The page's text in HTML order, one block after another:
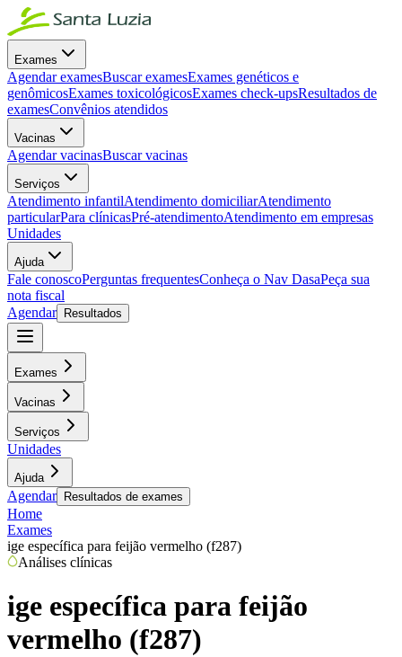
Exames
Agendar examesBuscar examesExames genéticos e
genômicosExames toxicológicosExames check-upsResultados de
examesConvênios atendidos
Vacinas
Agendar vacinasBuscar vacinas
Serviços
Atendimento infantilAtendimento domiciliarAtendimento
particularPara clínicasPré-atendimentoAtendimento em empresas
Unidades
Ajuda
Fale conoscoPerguntas frequentesConheça o Nav DasaPeça sua
nota fiscal
Agendar
Resultados
Exames
Vacinas
Serviços
Unidades
Ajuda
Agendar Resultados de exames
Home
Exames
ige específica para feijão vermelho (f287)
Análises clínicas
ige específica para feijão
vermelho (f287)